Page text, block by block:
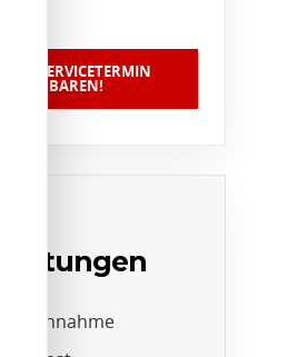
SERVICETERMIN
VEREINBAREN!
Annahme